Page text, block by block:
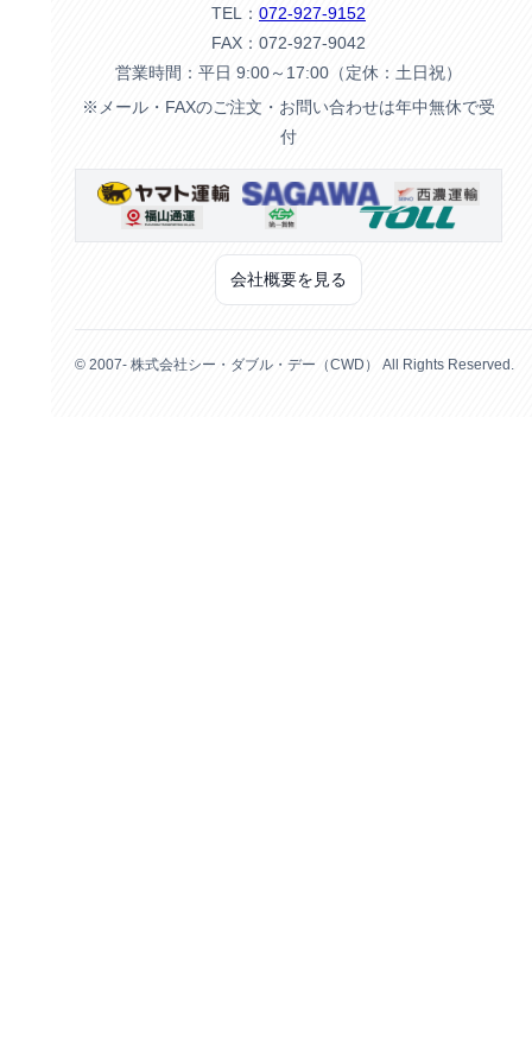
TEL： 072-927-9152
FAX：072-927-9042
営業時間：平日 9:00～17:00（定休：土日祝）
※メール・FAXのご注文・お問い合わせは年中無休で受
付
会社概要を見る
© 2007- 株式会社シー・ダブル・デー（CWD） All Rights Reserved.